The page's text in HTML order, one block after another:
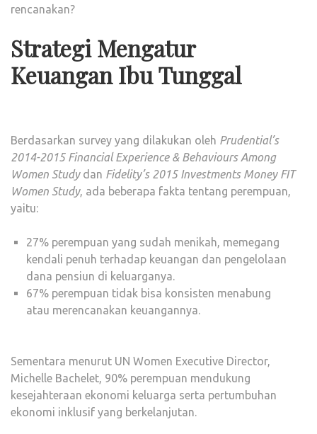
rencanakan?
Strategi Mengatur
Keuangan Ibu Tunggal
Berdasarkan survey yang dilakukan oleh Prudential’s
2014-2015 Financial Experience & Behaviours Among
Women Study dan Fidelity’s 2015 Investments Money FIT
Women Study, ada beberapa fakta tentang perempuan,
yaitu:
27% perempuan yang sudah menikah, memegang
kendali penuh terhadap keuangan dan pengelolaan
dana pensiun di keluarganya.
67% perempuan tidak bisa konsisten menabung
atau merencanakan keuangannya.
Sementara menurut UN Women Executive Director,
Michelle Bachelet, 90% perempuan mendukung
kesejahteraan ekonomi keluarga serta pertumbuhan
ekonomi inklusif yang berkelanjutan.